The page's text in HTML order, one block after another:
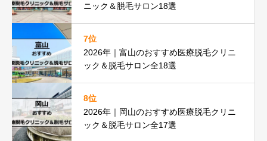
ニック＆脱毛サロン18選
7位
2026年｜富山のおすすめ医療脱毛クリニ
ック＆脱毛サロン全18選
8位
2026年｜岡山のおすすめ医療脱毛クリニ
ック＆脱毛サロン全17選